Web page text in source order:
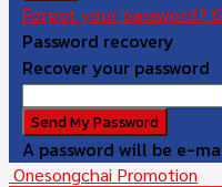
Forgot your password?
Password recovery
Recover your password
A password will be e-
Onesongchai Promotion